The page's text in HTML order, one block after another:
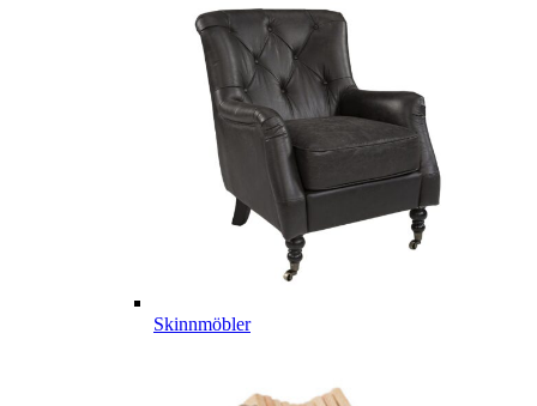
Skinnmöbler